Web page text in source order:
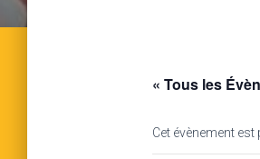
« Tous les
Cet évènement est